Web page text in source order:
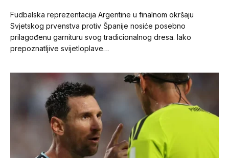
Fudbalska reprezentacija Argentine u finalnom okršaju
Svjetskog prvenstva protiv Španije nosiće posebno
prilagođenu garnituru svog tradicionalnog dresa. Iako
prepoznatljive svijetloplave…